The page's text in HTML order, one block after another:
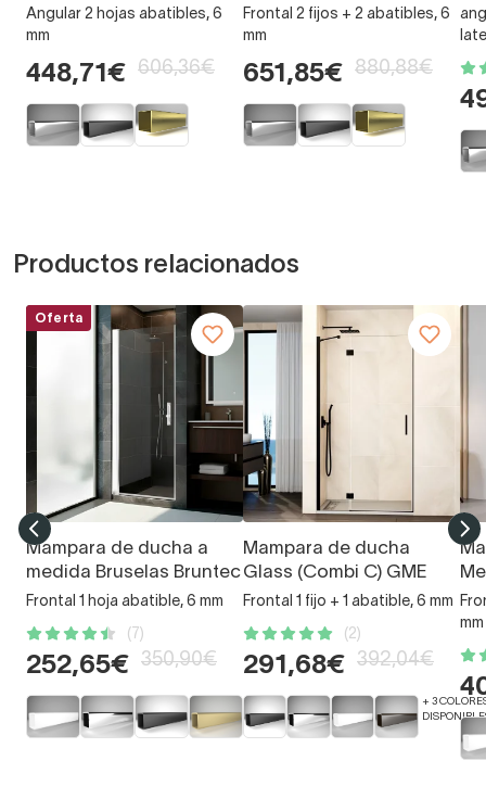
Angular 2 hojas abatibles, 6
mm
448,71€ 606,36€
Frontal 2 fijos + 2 abatibles, 6
mm
651,85€ 880,88€
Productos relacionados
Oferta
Mampara de ducha a
medida Bruselas Bruntec
Frontal 1 hoja abatible, 6 mm
(7)
252,65€ 350,90€
Mampara de ducha
Glass (Combi C) GME
Frontal 1 fijo + 1 abatible, 6 mm
(2)
291,68€ 392,04€
+ 3
mm